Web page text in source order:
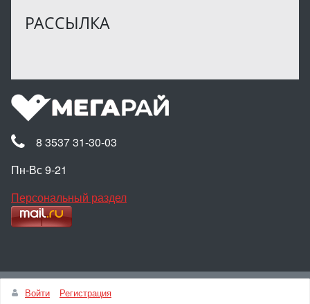
РАССЫЛКА
8 3537 31-30-03
Пн-Вс 9-21
Персональный раздел
Войти
Регистрация